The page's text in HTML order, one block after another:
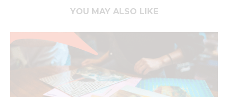
YOU MAY ALSO LIKE